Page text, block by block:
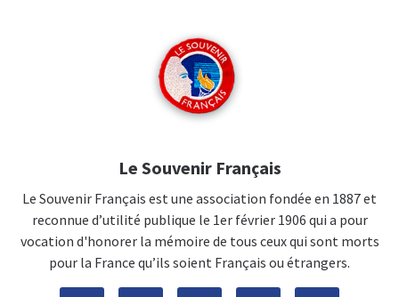
Le Souvenir Français
Le Souvenir Français est une association fondée en 1887 et
reconnue d’utilité publique le 1er février 1906 qui a pour
vocation d'honorer la mémoire de tous ceux qui sont morts
pour la France qu’ils soient Français ou étrangers.